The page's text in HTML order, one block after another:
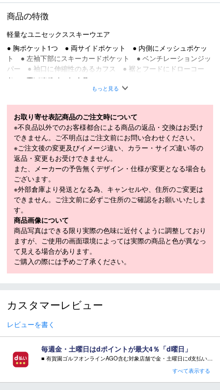
商品の特徴
軽量なユニセックススキーウエア
● 胸ポケット1つ ● 両サイドポケット ● 内側にメッシュポケッ
ト ● 左袖下部にスキーカードポケット ● ベンチレーションジッ
パー ● 袖口に伸縮性のあるカフス ● 裾とフードにドローコー
ド ● 固定式スノーゲイター
モデル
7516925
素材
生地構造：100% フルダルナイロンタスロン
オックスフォード（リサイクル素材51%使
用） 加工：PFCフリーDWR（耐久撥水加
工） 中綿：ALTOウールパッド（ウール
30%、リサイクルポリエステル70%、
60g） メンブレン：Tritech 15K/15K
カラー
Purple Ash
メーカー公表サ
イズまたは実寸
サイズ（cm）
XS：胸囲 88cm ウエスト 76cm ヒップ 92cm
S：胸囲 94cm ウエスト 82cm ヒップ 96cm
股下 82cm 袖丈 61cm
M：胸囲 100cm ウエスト 88cm ヒップ
102cm 股下 83cm 袖丈 63cm
L：胸囲 106cm ウエスト 94cm ヒップ
モデル年
・「サイズ目安」は実寸サイズとは異なり、衣類未着用時の身体サ
イズ（ヌードサイズ）です。ご自身の身長、ウエストなどにあわせ
てサイズ選びの目安としてください。
・「実寸サイズ」は仕上がりサイズです。サイズ目安とは異なりま
す。また、個体差による若干の誤差があります。
もっと見る
お取り寄せ表記商品のご注文時について
※不良品以外でのお客様都合による商品の返品・交換はお受け
できません。ご不明点はご注文前にお問い合わせください。
※ご注文後の変更及びイメージ違い、カラー・サイズ違い等の
返品・変更もお受けできません。
また、メーカーの予告無くデザイン・仕様が変更となる場合も
ございます。
※外部倉庫より発送となる為、キャンセルや、住所のご変更は
できません。ご注文前に必ずご住所のご確認をお願いいたしま
す。
商品画像について
商品写真はできる限り実際の色味に近付くように調整しており
ますが、ご使用の画面環境によっては実際の商品と色が異なっ
て見える場合があります。
ご購入の際には予めご了承ください。
カスタマーレビュー
レビューを書く
毎週金・土曜日はdポイントが最大4％「d曜日」
■ 有賀園ゴルフオンラインAGO含む対象店舗で金・土曜日にd支払いをすると
■ キャンペーン期間：毎週 金・土曜日 AM 0:00 - PM 23:59
すべて表示する